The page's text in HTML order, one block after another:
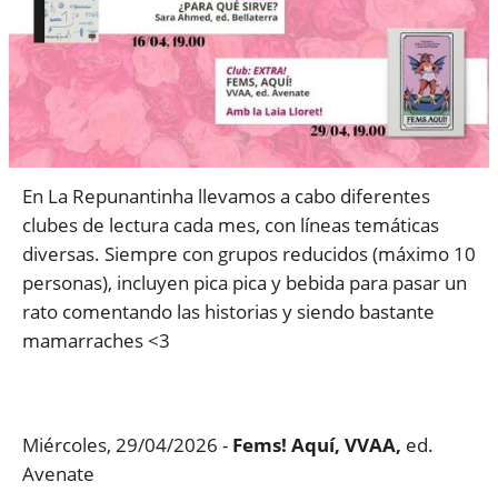
En La Repunantinha llevamos a cabo diferentes
clubes de lectura cada mes, con líneas temáticas
diversas. Siempre con grupos reducidos (máximo 10
personas), incluyen pica pica y bebida para pasar un
rato comentando las historias y siendo bastante
mamarraches <3
Miércoles, 29/04/2026 - Fems! Aquí, VVAA, ed.
Avenate